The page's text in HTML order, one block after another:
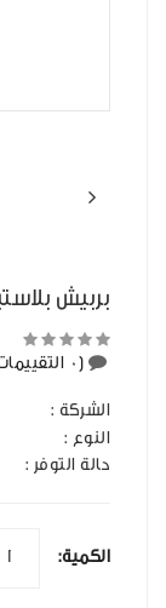
بربيش
(0 التقييمات)
الشركة :
النوع :
حالة التوفر :
الكمية: